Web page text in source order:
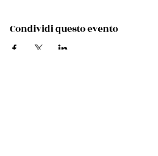
Condividi questo evento